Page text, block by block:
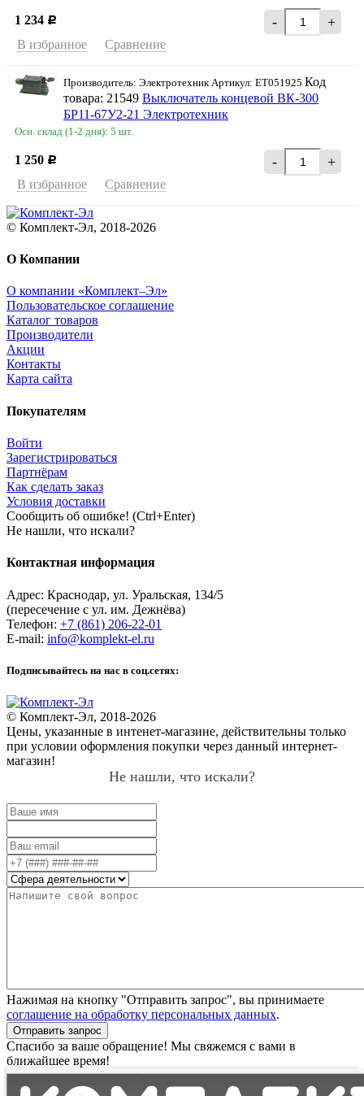
1 234 Р - +
В избранное Сравнение
Производитель: Электротехник Артикул: ET051925 Код
товара: 21549 Выключатель концевой ВК-300
БР11-67У2-21 Электротехник
Осн. склад (1-2 дня): 5 шт.
1 250 Р - +
В избранное Сравнение
© Комплект-Эл, 2018-2026
О Компании
О компании «Комплект–Эл»
Пользовательское соглашение
Каталог товаров
Производители
Акции
Контакты
Карта сайта
Покупателям
Войти
Зарегистрироваться
Партнёрам
Как сделать заказ
Условия доставки
Сообщить об ошибке! (Ctrl+Enter)
Не нашли, что искали?
Контактная информация
Адрес: Краснодар, ул. Уральская, 134/5
(пересечение с ул. им. Дежнёва)
Телефон: +7 (861) 206-22-01
E-mail: info@komplekt-el.ru
Подписывайтесь на нас в соц.сетях:
© Комплект-Эл, 2018-2026
Цены, указанные в интенет-магазине, действительны только
при условии оформления покупки через данный интернет-
магазин!
Не нашли, что искали?
Нажимая на кнопку "Отправить запрос", вы принимаете
соглашение на обработку персональных данных.
Отправить запрос
Спасибо за ваше обращение! Мы свяжемся с вами в
ближайшее время!